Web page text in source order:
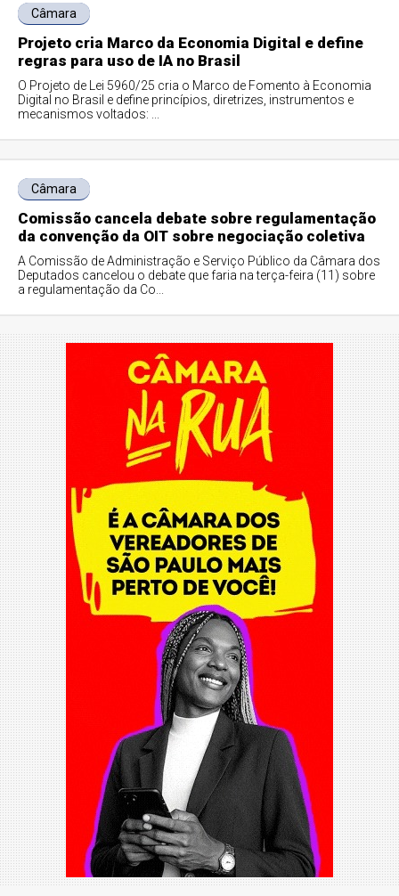
Câmara
Projeto cria Marco da Economia Digital e define
regras para uso de IA no Brasil
O Projeto de Lei 5960/25 cria o Marco de Fomento à Economia
Digital no Brasil e define princípios, diretrizes, instrumentos e
mecanismos voltados: ...
Câmara
Comissão cancela debate sobre regulamentação
da convenção da OIT sobre negociação coletiva
A Comissão de Administração e Serviço Público da Câmara dos
Deputados cancelou o debate que faria na terça-feira (11) sobre
a regulamentação da Co...